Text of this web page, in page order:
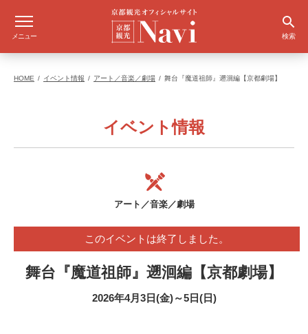
メニュー 検索
HOME イベント情報 アート／音楽／劇場 舞台『魔道祖師』遡洄編【京都劇場】
イベント情報
アート／音楽／劇場
このイベントは終了しました。
舞台『魔道祖師』遡洄編【京都劇場】
2026年4月3日(金)～5日(日)